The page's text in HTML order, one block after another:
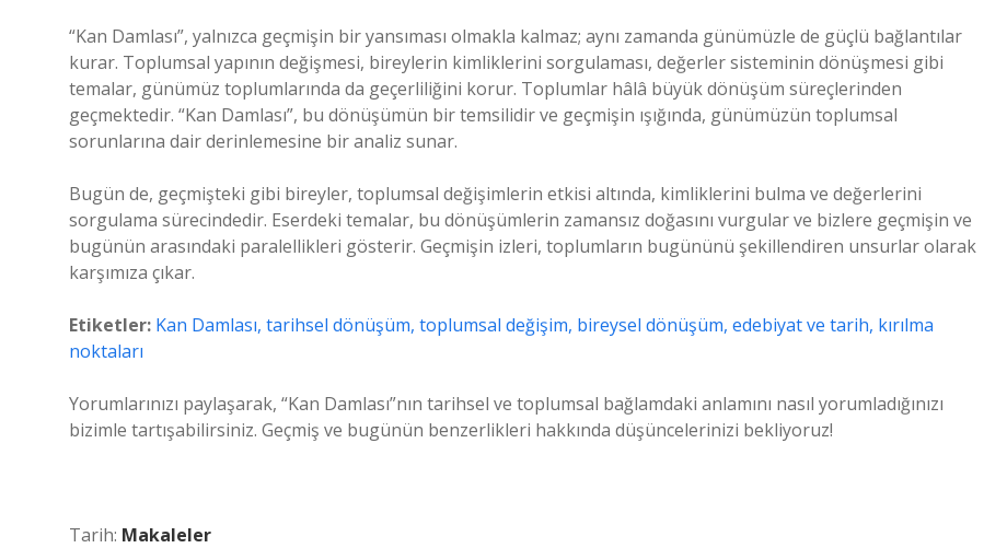
“Kan Damlası”, yalnızca geçmişin bir yansıması olmakla kalmaz; aynı zamanda günümüzle de güçlü bağlantılar
kurar. Toplumsal yapının değişmesi, bireylerin kimliklerini sorgulaması, değerler sisteminin dönüşmesi gibi
temalar, günümüz toplumlarında da geçerliliğini korur. Toplumlar hâlâ büyük dönüşüm süreçlerinden
geçmektedir. “Kan Damlası”, bu dönüşümün bir temsilidir ve geçmişin ışığında, günümüzün toplumsal
sorunlarına dair derinlemesine bir analiz sunar.
Bugün de, geçmişteki gibi bireyler, toplumsal değişimlerin etkisi altında, kimliklerini bulma ve değerlerini
sorgulama sürecindedir. Eserdeki temalar, bu dönüşümlerin zamansız doğasını vurgular ve bizlere geçmişin ve
bugünün arasındaki paralellikleri gösterir. Geçmişin izleri, toplumların bugününü şekillendiren unsurlar olarak
karşımıza çıkar.
Etiketler: Kan Damlası, tarihsel dönüşüm, toplumsal değişim, bireysel dönüşüm, edebiyat ve tarih, kırılma
noktaları
Yorumlarınızı paylaşarak, “Kan Damlası”nın tarihsel ve toplumsal bağlamdaki anlamını nasıl yorumladığınızı
bizimle tartışabilirsiniz. Geçmiş ve bugünün benzerlikleri hakkında düşüncelerinizi bekliyoruz!
Tarih: Makaleler